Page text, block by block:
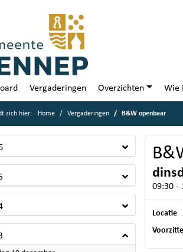
Vergaderingen Overzichten Wie
zich hier: Home Vergaderingen B&W openbaar
09:30 -
Locatie